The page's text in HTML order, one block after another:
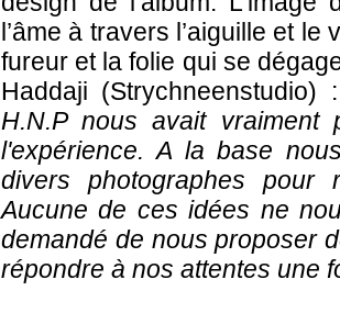
l’âme à travers l’aiguille et
fureur et la folie qui se
Haddaji
H.N.P nous avait
l'expérience. A la base
divers photographes pour
Aucune de ces idées ne
demandé de nous proposer
répondre à nos attentes une